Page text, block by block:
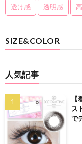
透け感 透明感
SIZE&COLOR
人気記事
ス
で